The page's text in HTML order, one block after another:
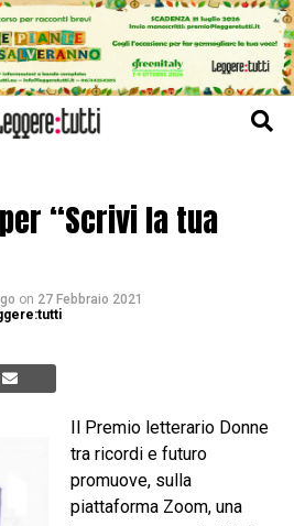
“Scrivi la tua
on 27 Febbraio 2021
Il Premio letterario Donne
tra ricordi e futuro
promuove, sulla
piattaforma Zoom, una